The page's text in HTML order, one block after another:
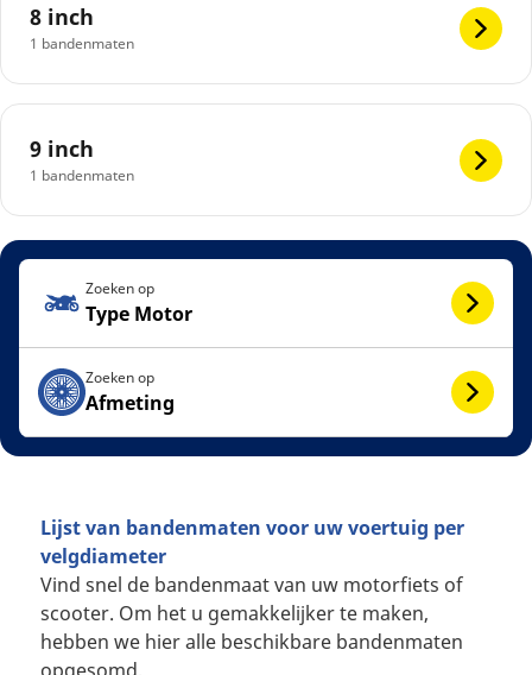
8 inch
1 bandenmaten
9 inch
1 bandenmaten
Zoeken op
Type Motor
Zoeken op
Afmeting
Lijst van bandenmaten voor uw voertuig per
velgdiameter
Vind snel de bandenmaat van uw motorfiets of
scooter. Om het u gemakkelijker te maken,
hebben we hier alle beschikbare bandenmaten